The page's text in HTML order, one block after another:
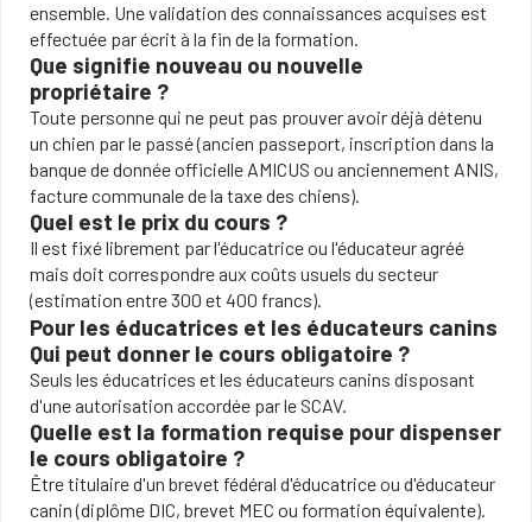
ensemble. Une validation des connaissances acquises est
effectuée par écrit à la fin de la formation.
Que signifie nouveau ou nouvelle
propriétaire ?
Toute personne qui ne peut pas prouver avoir déjà détenu
un chien par le passé (ancien passeport, inscription dans la
banque de donnée officielle AMICUS ou anciennement ANIS,
facture communale de la taxe des chiens).
Quel est le prix du cours ?
Il est fixé librement par l'éducatrice ou l'éducateur agréé
mais doit correspondre aux coûts usuels du secteur
(estimation entre 300 et 400 francs).
Pour les éducatrices et les éducateurs canins
Qui peut donner le cours obligatoire ?
Seuls les éducatrices et les éducateurs canins disposant
d'une autorisation accordée par le SCAV.
Quelle est la formation requise pour dispenser
le cours obligatoire ?
Être titulaire d'un brevet fédéral d'éducatrice ou d'éducateur
canin (diplôme DIC, brevet MEC ou formation équivalente).